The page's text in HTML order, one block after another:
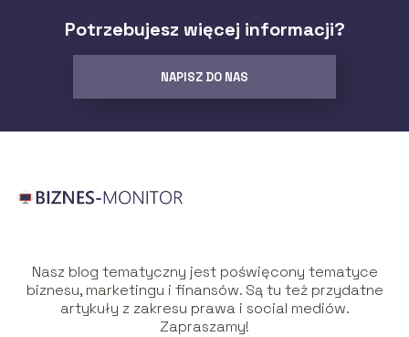
Potrzebujesz więcej informacji?
NAPISZ DO NAS
Nasz blog tematyczny jest poświęcony tematyce
biznesu, marketingu i finansów. Są tu też przydatne
artykuły z zakresu prawa i social mediów.
Zapraszamy!